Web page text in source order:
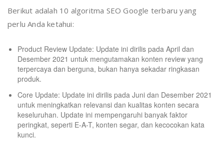
Berikut adalah 10 algoritma SEO Google terbaru yang
perlu Anda ketahui:
Product Review Update: Update ini dirilis pada April dan
Desember 2021 untuk mengutamakan konten review yang
terpercaya dan berguna, bukan hanya sekadar ringkasan
produk.
Core Update: Update ini dirilis pada Juni dan Desember 2021
untuk meningkatkan relevansi dan kualitas konten secara
keseluruhan. Update ini mempengaruhi banyak faktor
peringkat, seperti E-A-T, konten segar, dan kecocokan kata
kunci.